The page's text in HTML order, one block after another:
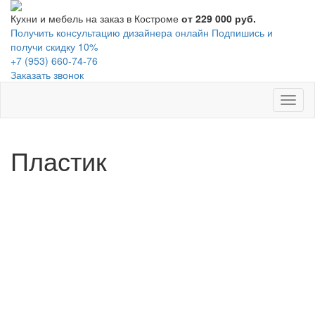
Кухни и мебель на заказ в Костроме от 229 000 руб.
Получить консультацию дизайнера онлайн Подпишись и
получи скидку 10%
+7 (953) 660-74-76
Заказать звонок
Пластик